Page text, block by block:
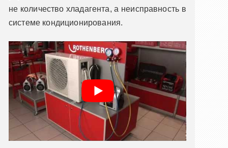
не количество хладагента, а неисправность в
системе кондиционирования.